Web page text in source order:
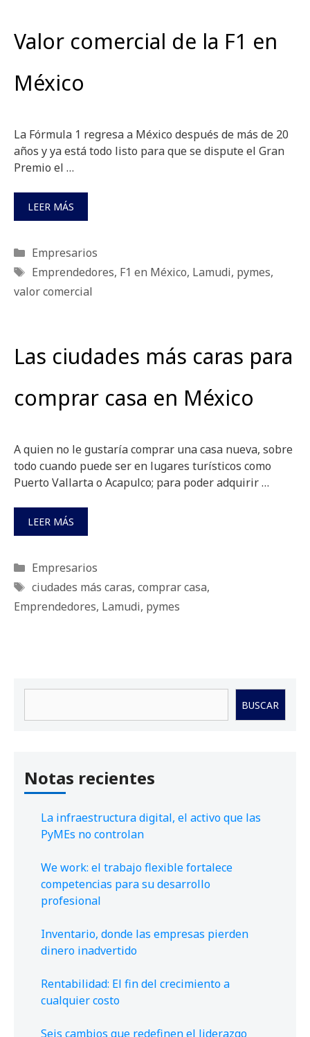
Valor comercial de la F1 en
México
La Fórmula 1 regresa a México después de más de 20
años y ya está todo listo para que se dispute el Gran
Premio el …
LEER MÁS
Categorías
Empresarios
Etiquetas
Emprendedores, F1 en México, Lamudi, pymes,
valor comercial
Las ciudades más caras para
comprar casa en México
A quien no le gustaría comprar una casa nueva, sobre
todo cuando puede ser en lugares turísticos como
Puerto Vallarta o Acapulco; para poder adquirir …
LEER MÁS
Categorías
Empresarios
Etiquetas
ciudades más caras, comprar casa,
Emprendedores, Lamudi, pymes
BUSCAR
Notas recientes
La infraestructura digital, el activo que las
PyMEs no controlan
We work: el trabajo flexible fortalece
competencias para su desarrollo
profesional
Inventario, donde las empresas pierden
dinero inadvertido
Rentabilidad: El fin del crecimiento a
cualquier costo
Seis cambios que redefinen el liderazgo